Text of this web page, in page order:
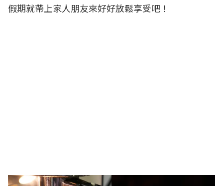
假期就帶上家人朋友來好好放鬆享受吧！